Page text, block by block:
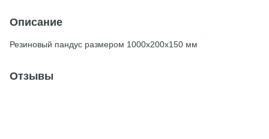
Описание
Резиновый пандус размером 1000х200х150 мм
Отзывы